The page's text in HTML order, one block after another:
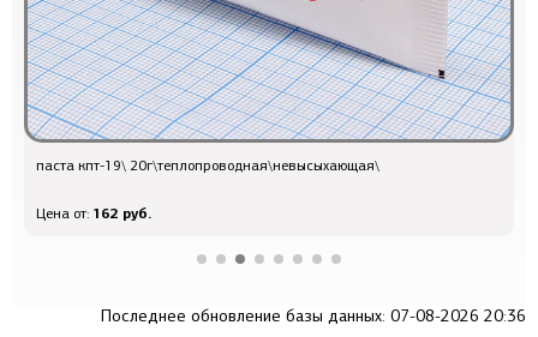
паста кпт-19\ 20г\теплопроводная\невысыхающая\
Цена от: 162 руб.
Последнее обновление базы данных: 07-08-2026 20:36